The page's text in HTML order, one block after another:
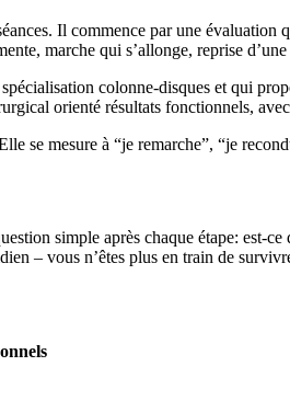
Il commence par une
marche qui s’allonge, reprise
colonne-disques et qui
orienté résultats fonctionnels,
se mesure à “je remarche”, “je
simple après chaque étape: est-
– vous n’êtes plus en train de